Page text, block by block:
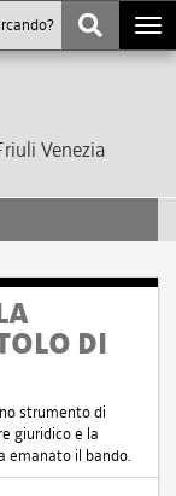
Venezia
DI
strumento di
giuridico e la
emanato il bando.